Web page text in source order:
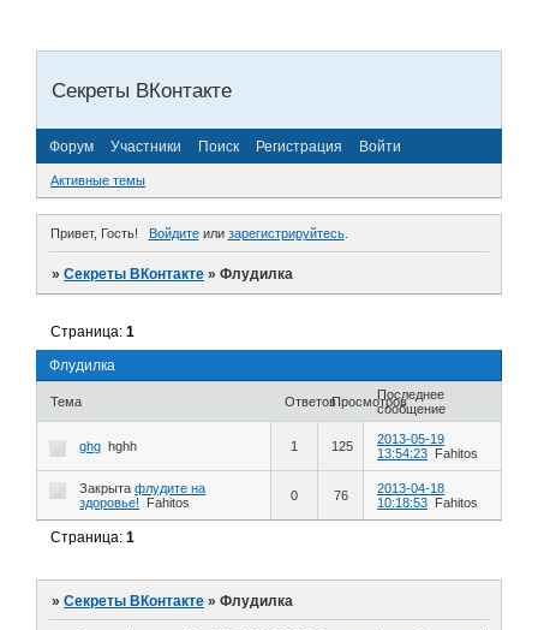
Секреты ВКонтакте
Форум Участники Поиск Регистрация Войти
Активные темы
Привет, Гость! Войдитеили зарегистрируйтесь.
»Секреты ВКонтакте »Флудилка
Флудилка
Страница:1
Тема ОтветовПросмотровПоследнее
сообщение
ghg hghh 1 125
2013-05-19
13:54:23
Fahitos
Закрытафлудите на
здоровье!
Fahitos 0 76
2013-04-18
10:18:53
Fahitos
Страница:1
»Секреты ВКонтакте »Флудилка